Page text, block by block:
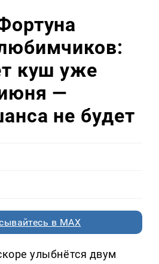
куш уже
—
не будет
в MAX
улыбнётся двум